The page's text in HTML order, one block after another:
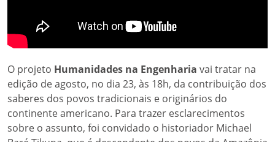
O projeto Humanidades na Engenharia vai tratar na
edição de agosto, no dia 23, às 18h, da contribuição dos
saberes dos povos tradicionais e originários do
continente americano. Para trazer esclarecimentos
sobre o assunto, foi convidado o historiador Michael